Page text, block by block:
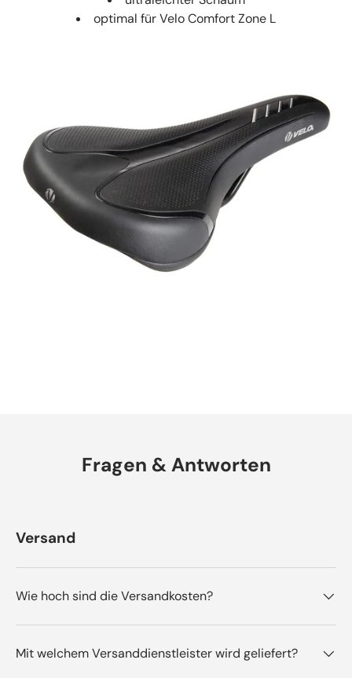
optimal für Velo Comfort Zone L
Fragen & Antworten
Versand
Wie hoch sind die Versandkosten?
Mit welchem Versanddienstleister wird geliefert?